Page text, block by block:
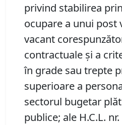
privind stabilirea
ocupare a unui post
vacant
contractuale și a
în grade sau trepte
superioare a
sectorul bugetar
publice; ale H.C.L.